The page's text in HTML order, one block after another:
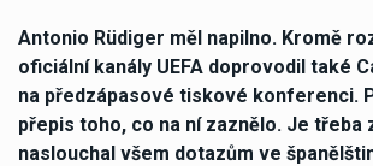
Antonio Rüdiger měl napilno. Kromě
oficiální kanály UEFA doprovodil také
na předzápasové tiskové konferenci.
přepis toho, co na ní zaznělo. Je třeba
naslouchal všem dotazům ve